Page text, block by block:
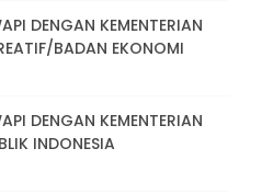
DENGAN KEMENTERIAN
BADAN EKONOMI
DENGAN KEMENTERIAN
INDONESIA